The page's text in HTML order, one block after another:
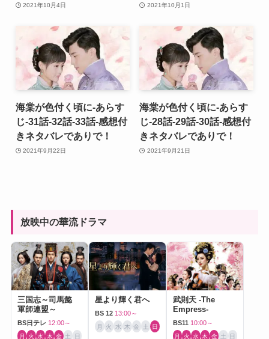
2021年10月4日 2021年10月1日
海棠が色付く頃に-あらす
じ-31話-32話-33話-感想付
きネタバレでありで！
2021年9月22日
海棠が色付く頃に-あらす
じ-28話-29話-30話-感想付
きネタバレでありで！
2021年9月21日
放映中の華流ドラマ
三国志～司馬懿
軍師連盟～
BS日テレ 12:00～
月 火 水 木 金 土 日
星より輝く君へ
BS 12 13:00～
月 火 水 木 金 土 日
武則天 -The
Empress-
BS11 10:00～
月 火 水 木 金 土 日